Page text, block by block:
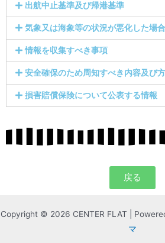
出航中止基準及び帰港基準
気象又は海象等の状況が悪化した場
情報を収集すべき事項
安全確保のため周知すべき内容及び
損害賠償保険について公表する情報
戻る
Copyright © 2026 CENTER FLAT |
マ